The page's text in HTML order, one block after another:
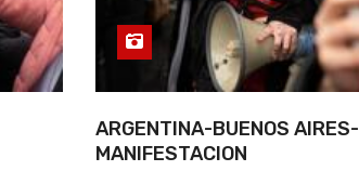
ARGENTINA-BUENOS AIRES-
MANIFESTACION